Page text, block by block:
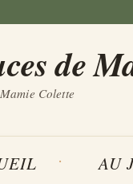
de
Colette
AU